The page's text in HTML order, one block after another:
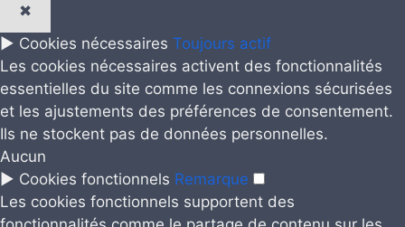
✖
► Cookies nécessaires Toujours actif
Les cookies nécessaires activent des fonctionnalités
essentielles du site comme les connexions sécurisées
et les ajustements des préférences de consentement.
Ils ne stockent pas de données personnelles.
Aucun
► Cookies fonctionnels Remarque
Les cookies fonctionnels supportent des